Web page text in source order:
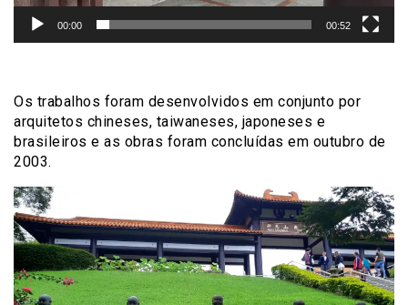
00:00 00:52
Os trabalhos foram desenvolvidos em conjunto por
arquitetos chineses, taiwaneses, japoneses e
brasileiros e as obras foram concluídas em outubro de
2003.